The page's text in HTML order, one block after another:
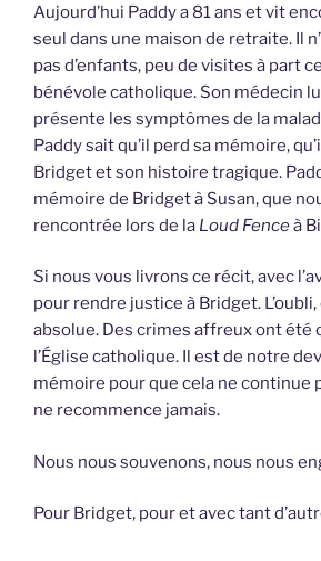
Aujourd’hui Paddy a 81 ans et vit
seul dans une maison de retraite. Il
pas d’enfants, peu de visites à part
bénévole catholique. Son médecin
présente les symptômes de la
Paddy sait qu’il perd sa mémoire,
Bridget et son histoire tragique.
mémoire de Bridget à Susan, que
rencontrée lors de la Loud Fenceà
Si nous vous livrons ce récit, avec
pour rendre justice à Bridget. L’oubli,
absolue. Des crimes affreux ont été
l’Église catholique. Il est de notre
mémoire pour que cela ne continue
ne recommence jamais.
Nous nous souvenons, nous nous
Pour Bridget, pour et avec tant